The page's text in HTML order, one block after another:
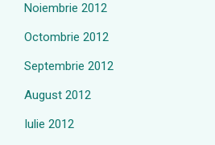
Noiembrie 2012
Octombrie 2012
Septembrie 2012
August 2012
Iulie 2012